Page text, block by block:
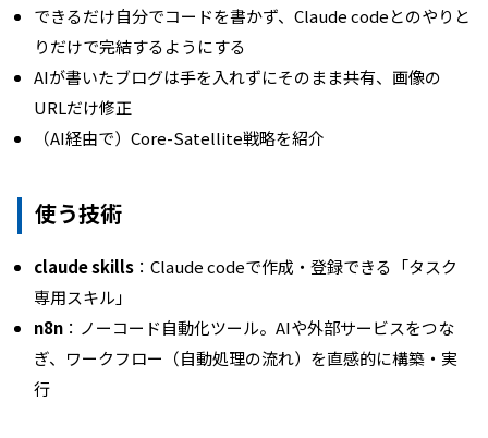
できるだけ自分でコードを書かず、Claude codeとのやりと
りだけで完結するようにする
AIが書いたブログは手を入れずにそのまま共有、画像の
URLだけ修正
（AI経由で）Core-Satellite戦略を紹介
使う技術
claude skills ：Claude codeで作成・登録できる「タスク
専用スキル」
n8n ：ノーコード自動化ツール。AIや外部サービスをつな
ぎ、ワークフロー（自動処理の流れ）を直感的に構築・実
行